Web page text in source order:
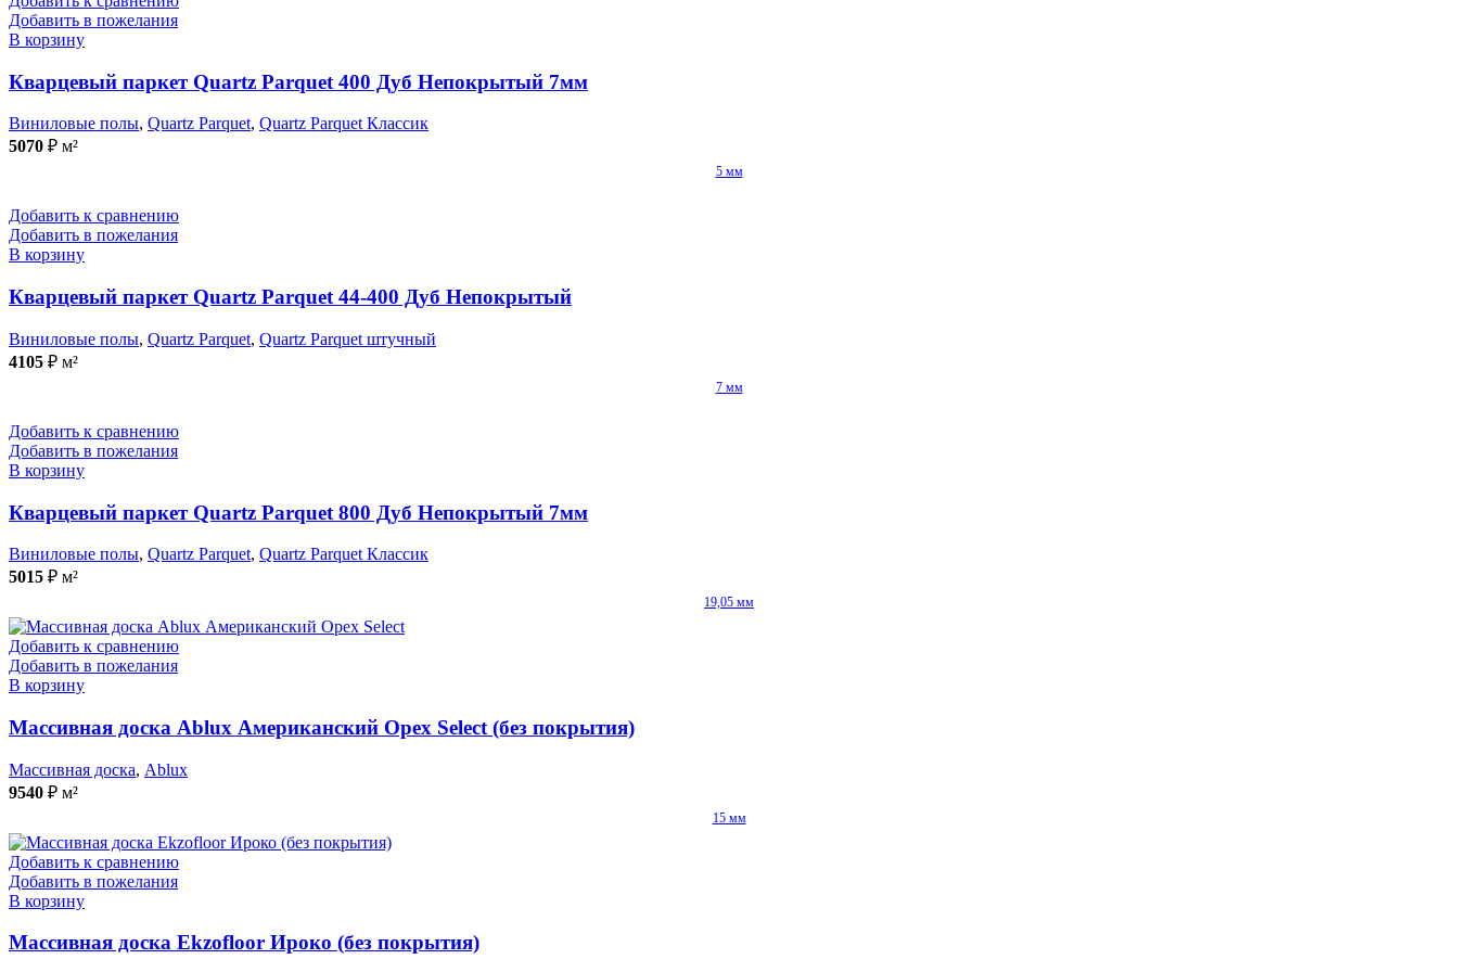
Добавить в пожелания
В корзину
Кварцевый паркет Quartz Parquet 400 Дуб Непокрытый 7мм
Виниловые полы, Quartz Parquet, Quartz Parquet Классик
5070 ₽ м²
5 мм
Добавить к сравнению
Добавить в пожелания
В корзину
Кварцевый паркет Quartz Parquet 44-400 Дуб Непокрытый
Виниловые полы, Quartz Parquet, Quartz Parquet штучный
4105 ₽ м²
7 мм
Добавить к сравнению
Добавить в пожелания
В корзину
Кварцевый паркет Quartz Parquet 800 Дуб Непокрытый 7мм
Виниловые полы, Quartz Parquet, Quartz Parquet Классик
5015 ₽ м²
19,05 мм
Добавить к сравнению
Добавить в пожелания
В корзину
Массивная доска Ablux Американский Орех Select (без покрытия)
Массивная доска, Ablux
9540 ₽ м²
15 мм
Добавить к сравнению
Добавить в пожелания
В корзину
Массивная доска Ekzofloor Ироко (без покрытия)